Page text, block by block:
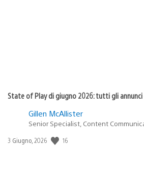
State of Play di giugno 2026: tutti gli annunci
Gillen McAllister
Senior Specialist, Content
Data
3 Giugno, 2026 16